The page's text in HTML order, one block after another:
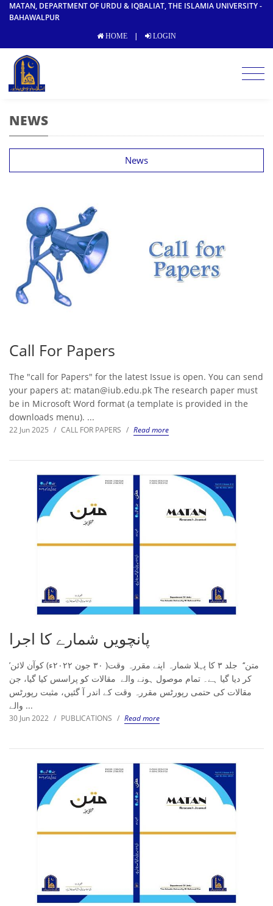
MATAN, DEPARTMENT OF URDU & IQBALIAT, THE ISLAMIA UNIVERSITY -
BAHAWALPUR
HOME | LOGIN
NEWS
News
Call For Papers
The "call for Papers" for the latest Issue is open. You can send
your papers at: matan@iub.edu.pk The research paper must
be in Microsoft Word format (a template is provided in the
downloads menu). ...
22 Jun 2025 / CALL FOR PAPERS / Read more
پانچویں شمارے کا اجرا
’متن‘‘ جلد ۳ کا پہلا شمارہ اپنے مقررہ وقت( ۳۰ جون ۲۰۲۲ء) کوآن لائن
کر دیا گیا ہے۔ تمام موصول ہونے والے مقالات کو پراسس کیا گیا، جن
مقالات کی حتمی رپورٹس مقررہ وقت کے اندر آ گئیں، مثبت رپورٹس
والے ...
30 Jun 2022 / PUBLICATIONS / Read more